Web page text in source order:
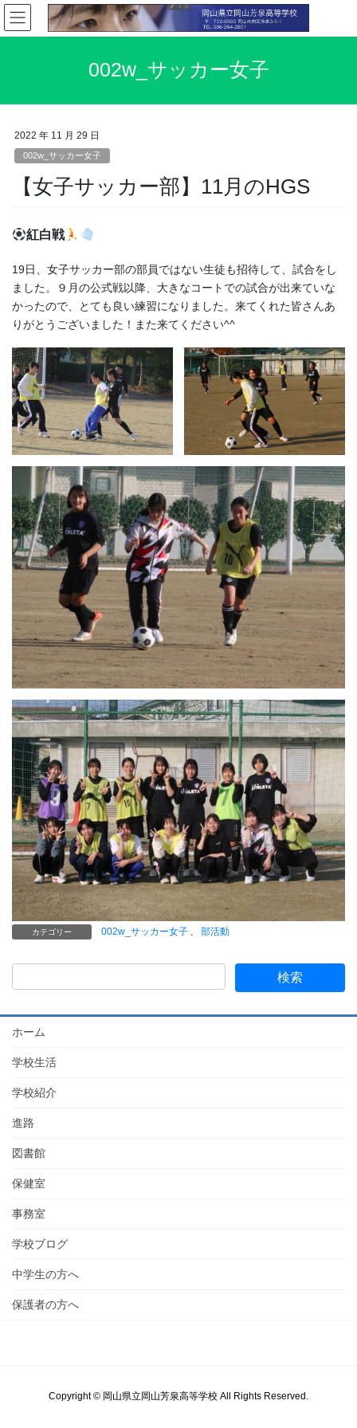
コ
ン
テ
ス
ナ
ビ
ゲ
ン
002w_サッカー女子
2022 年 11 月 29 日
002w_サッカー女子
【女子サッカー部】11月のHGS
紅白戦
19日、女子サッカー部の部員ではない生徒も招待して、試合をし
ました。９月の公式戦以降、大きなコートでの試合が出来ていな
かったので、とても良い練習になりました。来てくれた皆さんあ
りがとうございました！また来てください^^
カテゴリー 002w_サッカー女子 部活動
ホーム
学校生活
学校紹介
進路
図書館
保健室
事務室
学校ブログ
中学生の方へ
保護者の方へ
Copyright © 岡山県立岡山芳泉高等学校 All Rights Reserved.